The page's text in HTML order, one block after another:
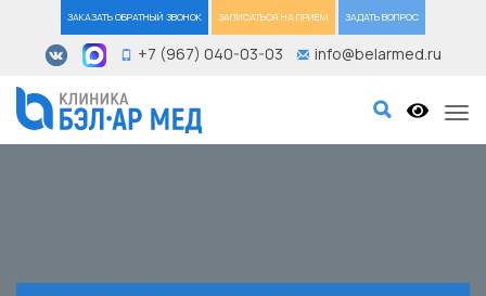
ЗАКАЗАТЬ ОБРАТНЫЙ ЗВОНОК ЗАПИСАТЬСЯ НА ПРИЕМ ЗАДАТЬ ВОПРОС
+7 (967) 040-03-03 info@belarmed.ru